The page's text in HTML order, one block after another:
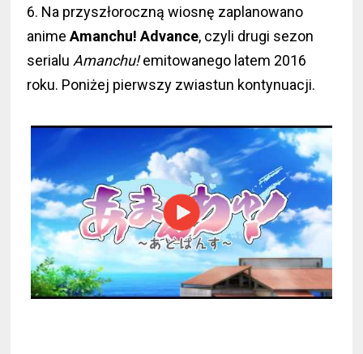
6. Na przyszłoroczną wiosnę zaplanowano
animeAmanchu! Advance, czyli drugi sezon
serialu Amanchu!emitowanego latem 2016
roku. Poniżej pierwszy zwiastun kontynuacji.